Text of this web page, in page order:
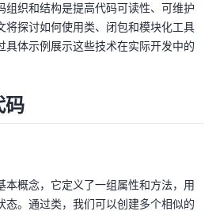
组织和结构是提高代码可读性、可维护
将探讨如何使用类、闭包和模块化工具
具体示例展示这些技术在实际开发中的
码
本概念，它定义了一组属性和方法，用
态。通过类，我们可以创建多个相似的